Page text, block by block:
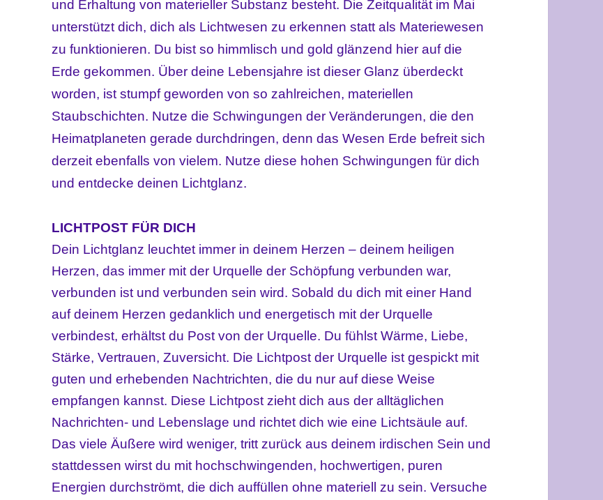
und Erhaltung von materieller Substanz besteht. Die Zeitqualität im Mai
unterstützt dich, dich als Lichtwesen zu erkennen statt als Materiewesen
zu funktionieren. Du bist so himmlisch und gold glänzend hier auf die
Erde gekommen. Über deine Lebensjahre ist dieser Glanz überdeckt
worden, ist stumpf geworden von so zahlreichen, materiellen
Staubschichten. Nutze die Schwingungen der Veränderungen, die den
Heimatplaneten gerade durchdringen, denn das Wesen Erde befreit sich
derzeit ebenfalls von vielem. Nutze diese hohen Schwingungen für dich
und entdecke deinen Lichtglanz.
LICHTPOST FÜR DICH
Dein Lichtglanz leuchtet immer in deinem Herzen – deinem heiligen
Herzen, das immer mit der Urquelle der Schöpfung verbunden war,
verbunden ist und verbunden sein wird. Sobald du dich mit einer Hand
auf deinem Herzen gedanklich und energetisch mit der Urquelle
verbindest, erhältst du Post von der Urquelle. Du fühlst Wärme, Liebe,
Stärke, Vertrauen, Zuversicht. Die Lichtpost der Urquelle ist gespickt mit
guten und erhebenden Nachtrichten, die du nur auf diese Weise
empfangen kannst. Diese Lichtpost zieht dich aus der alltäglichen
Nachrichten- und Lebenslage und richtet dich wie eine Lichtsäule auf.
Das viele Äußere wird weniger, tritt zurück aus deinem irdischen Sein und
stattdessen wirst du mit hochschwingenden, hochwertigen, puren
Energien durchströmt, die dich auffüllen ohne materiell zu sein. Versuche